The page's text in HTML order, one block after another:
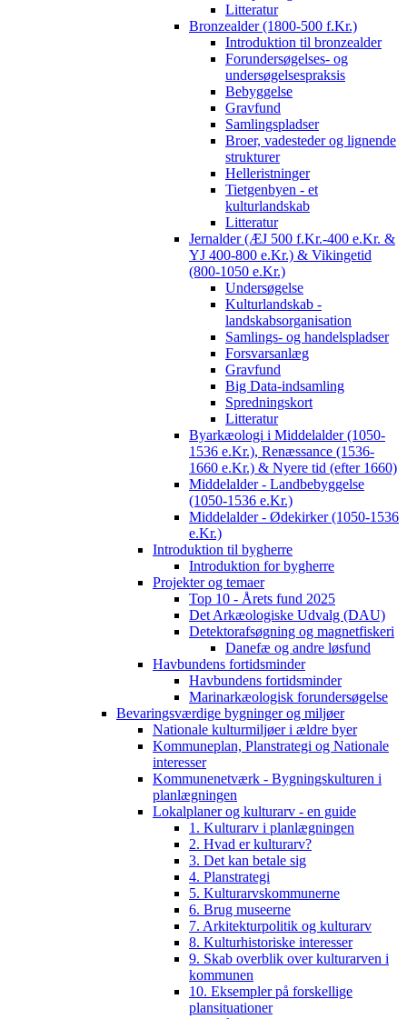
Litteratur
Bronzealder (1800-500 f.Kr.)
Introduktion til bronzealder
Forundersøgelses- og
undersøgelsespraksis
Bebyggelse
Gravfund
Samlingspladser
Broer, vadesteder og lignende
strukturer
Helleristninger
Tietgenbyen - et
kulturlandskab
Litteratur
Jernalder (ÆJ 500 f.Kr.-400 e.Kr. &
YJ 400-800 e.Kr.) & Vikingetid
(800-1050 e.Kr.)
Undersøgelse
Kulturlandskab -
landskabsorganisation
Samlings- og handelspladser
Forsvarsanlæg
Gravfund
Big Data-indsamling
Spredningskort
Litteratur
Byarkæologi i Middelalder (1050-
1536 e.Kr.), Renæssance (1536-
1660 e.Kr.) & Nyere tid (efter 1660)
Middelalder - Landbebyggelse
(1050-1536 e.Kr.)
Middelalder - Ødekirker (1050-1536
e.Kr.)
Introduktion til bygherre
Introduktion for bygherre
Projekter og temaer
Top 10 - Årets fund 2025
Det Arkæologiske Udvalg (DAU)
Detektorafsøgning og magnetfiskeri
Danefæ og andre løsfund
Havbundens fortidsminder
Havbundens fortidsminder
Marinarkæologisk forundersøgelse
Bevaringsværdige bygninger og miljøer
Nationale kulturmiljøer i ældre byer
Kommuneplan, Planstrategi og Nationale
interesser
Kommunenetværk - Bygningskulturen i
planlægningen
Lokalplaner og kulturarv - en guide
1. Kulturarv i planlægningen
2. Hvad er kulturarv?
3. Det kan betale sig
4. Planstrategi
5. Kulturarvskommunerne
6. Brug museerne
7. Arkitekturpolitik og kulturarv
8. Kulturhistoriske interesser
9. Skab overblik over kulturarven i
kommunen
10. Eksempler på forskellige
plansituationer